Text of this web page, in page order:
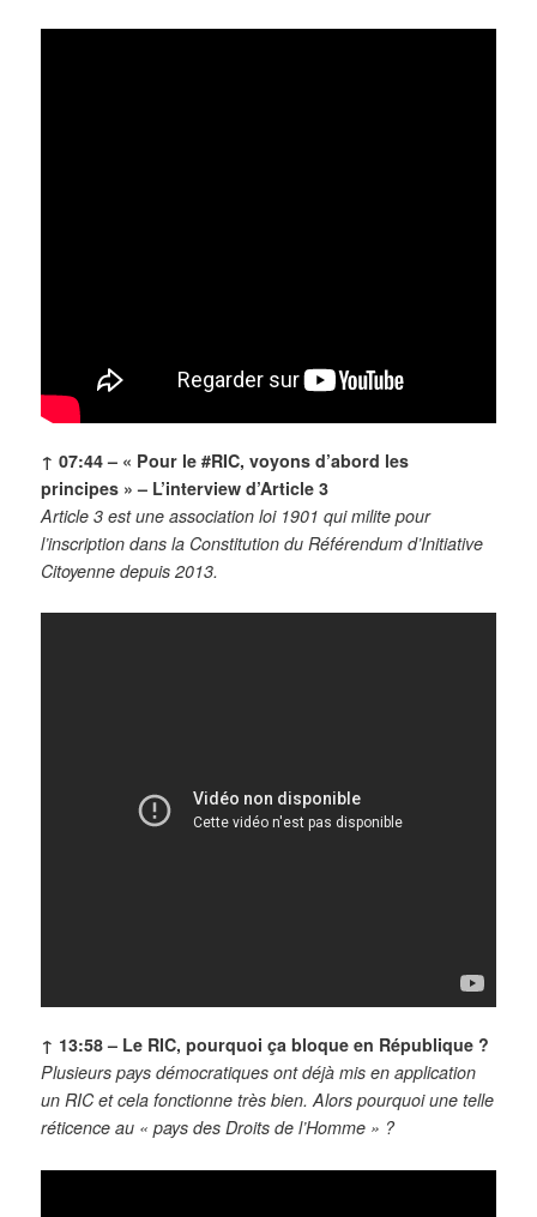
↑ 07:44 – « Pour le #RIC, voyons d’abord les
principes » – L’interview d’Article 3
Article 3 est une association loi 1901 qui milite pour
l’inscription dans la Constitution du Référendum d’Initiative
Citoyenne depuis 2013.
↑ 13:58 – Le RIC, pourquoi ça bloque en République ?
Plusieurs pays démocratiques ont déjà mis en application
un RIC et cela fonctionne très bien. Alors pourquoi une telle
réticence au « pays des Droits de l’Homme » ?